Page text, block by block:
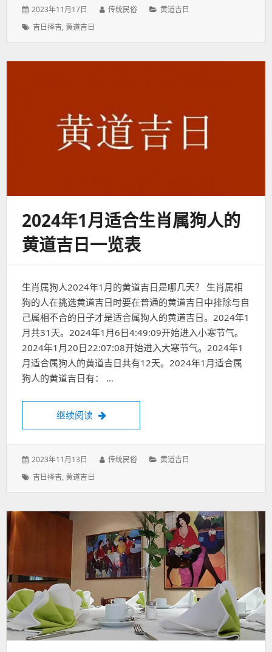
发
于：
2023年11月17日
作
传统民俗
分
黄道吉日
标
吉日择吉,黄道吉日
2024年1月适合生肖属狗人的
黄道吉日一览表
生肖属狗人2024年1月的黄道吉日是哪几天？ 生肖属相
狗的人在挑选黄道吉日时要在普通的黄道吉日中排除与自
己属相不合的日子才是适合属狗人的黄道吉日。2024年1
月共31天。2024年1月6日4:49:09开始进入小寒节气。
2024年1月20日22:07:08开始进入大寒节气。2024年1
月适合属狗人的黄道吉日共有12天。2024年1月适合属
狗人的黄道吉日有： …
继续阅读 2024年1月适合生肖属狗人的黄道吉日一览
发
于：
2023年11月13日
作
传统民俗
分
黄道吉日
标
吉日择吉,黄道吉日